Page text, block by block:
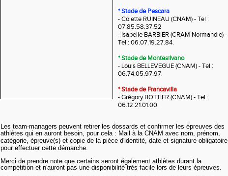
* Stade de Pescara
- Colette RUINEAU (CNAM) - Tel :
07.85.58.37.52
- Isabelle BARBIER (CRAM Normandie) -
Tel : 06.07.19.27.84.
* Stade de Montesilvano
- Louis BELLEVEGUE (CNAM) - Tel :
06.74.05.97.97.
* Stade de Francavilla
- Grégory BOTTIER (CNAM) - Tel :
06.12.21.01.00.
Les team-managers peuvent retirer les dossards et confirmer les épreuves des
athlètes qui en auront besoin, pour cela : Mail à la CNAM avec nom, prénom,
catégorie, épreuve(s) et copie de la pièce d'identité, date et signature obligatoire
pour effectuer cette démarche.
Merci de prendre note que certains seront également athlètes durant la
compétition et n'auront pas une disponibilité très facile lors de leurs épreuves.